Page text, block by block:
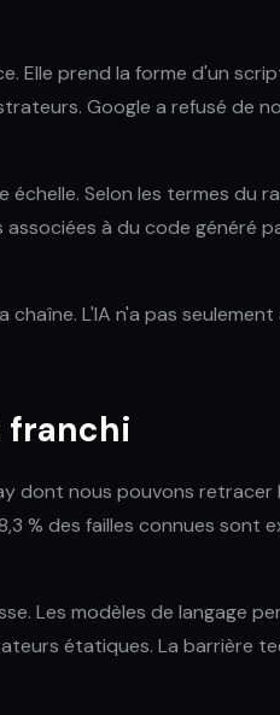
Elle prend la forme d'un
Google a refusé de
Selon les termes
à du code généré
L'IA n'a pas
franchi
dont nous pouvons
% des failles connues
Les modèles de
étatiques. La barrière